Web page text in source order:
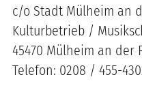
c/o Stadt Mülheim an
Kulturbetrieb /
45470 Mülheim an der
Telefon: 0208 / 455-